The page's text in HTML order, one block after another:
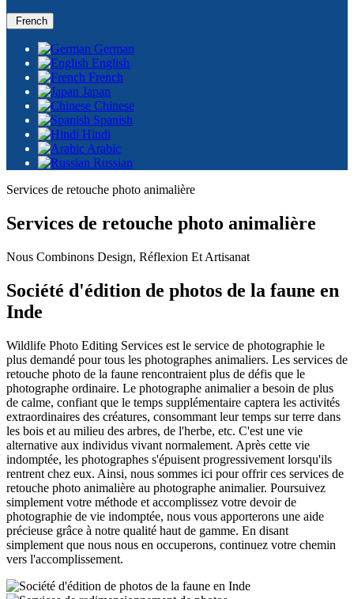
French
German
English
French
Japan
Chinese
Spanish
Hindi
Arabic
Russian
Services de retouche photo animalière
Services de retouche photo animalière
Nous Combinons Design, Réflexion Et Artisanat
Société d'édition de photos de la faune en
Inde
Wildlife Photo Editing Services est le service de photographie le
plus demandé pour tous les photographes animaliers. Les services de
retouche photo de la faune rencontraient plus de défis que le
photographe ordinaire. Le photographe animalier a besoin de plus
de calme, confiant que le temps supplémentaire captera les activités
extraordinaires des créatures, consommant leur temps sur terre dans
les bois et au milieu des arbres, de l'herbe, etc. C'est une vie
alternative aux individus vivant normalement. Après cette vie
indomptée, les photographes s'épuisent progressivement lorsqu'ils
rentrent chez eux. Ainsi, nous sommes ici pour offrir ces services de
retouche photo animalière au photographe animalier. Poursuivez
simplement votre méthode et accomplissez votre devoir de
photographie de vie indomptée, nous vous apporterons une aide
précieuse grâce à notre qualité haut de gamme. En disant
simplement que nous nous en occuperons, continuez votre chemin
vers l'accomplissement.